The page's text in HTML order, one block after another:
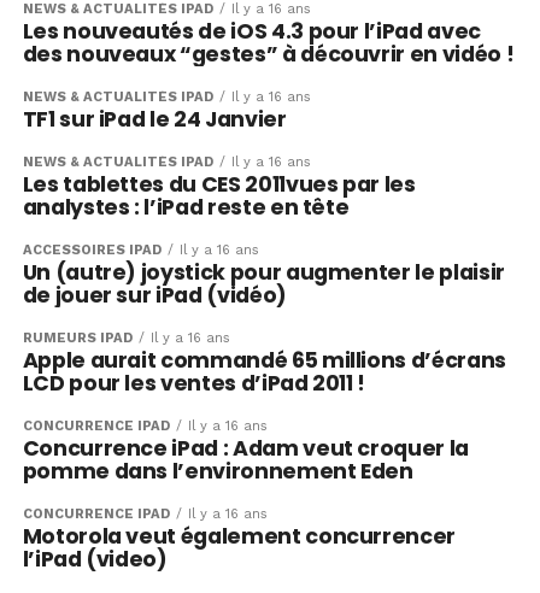
NEWS & ACTUALITÉS IPAD Il y a 16 ans
Les nouveautés de iOS 4.3 pour l’iPad avec
des nouveaux “gestes” à découvrir en vidéo !
NEWS & ACTUALITÉS IPAD Il y a 16 ans
TF1 sur iPad le 24 Janvier
NEWS & ACTUALITÉS IPAD Il y a 16 ans
Les tablettes du CES 2011vues par les
analystes : l’iPad reste en tête
ACCESSOIRES IPAD Il y a 16 ans
Un (autre) joystick pour augmenter le plaisir
de jouer sur iPad (vidéo)
RUMEURS IPAD Il y a 16 ans
Apple aurait commandé 65 millions d’écrans
LCD pour les ventes d’iPad 2011 !
CONCURRENCE IPAD Il y a 16 ans
Concurrence iPad : Adam veut croquer la
pomme dans l’environnement Eden
CONCURRENCE IPAD Il y a 16 ans
Motorola veut également concurrencer
l’iPad (video)